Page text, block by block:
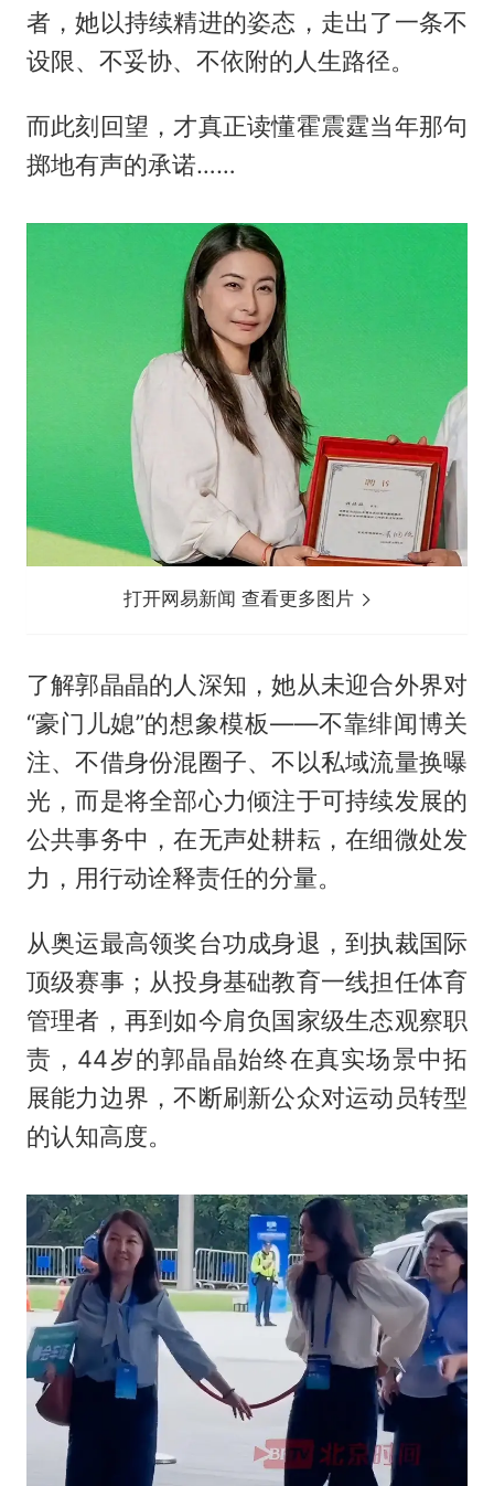
者，她以持续精进的姿态，走出了一条不
设限、不妥协、不依附的人生路径。
而此刻回望，才真正读懂霍震霆当年那句
掷地有声的承诺……
打开网易新闻 查看更多图片
了解郭晶晶的人深知，她从未迎合外界对
“豪门儿媳”的想象模板——不靠绯闻博关
注、不借身份混圈子、不以私域流量换曝
光，而是将全部心力倾注于可持续发展的
公共事务中，在无声处耕耘，在细微处发
力，用行动诠释责任的分量。
从奥运最高领奖台功成身退，到执裁国际
顶级赛事；从投身基础教育一线担任体育
管理者，再到如今肩负国家级生态观察职
责，44岁的郭晶晶始终在真实场景中拓
展能力边界，不断刷新公众对运动员转型
的认知高度。